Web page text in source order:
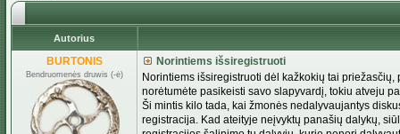
Autorius
BURTONIS
Bendruomenės druwis (-ė)
Norintiems išsiregistruoti
Norintiems išsiregistruoti dėl kažkokių tai
norėtumėte pasikeisti savo slapyvardį, tokiu atveju
Ši mintis kilo tada, kai žmonės nedalyvaujantys
registracija. Kad ateityje neįvyktų panašių dalykų,